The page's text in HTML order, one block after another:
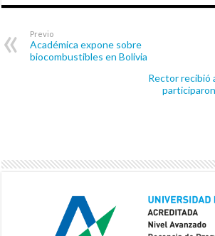
Previo
Académica expone sobre
biocombustibles en Bolivia
Rector recibió